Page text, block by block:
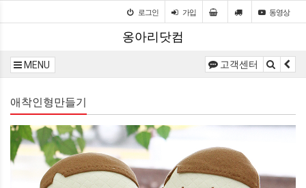
로그인 가입 동영상
옹아리닷컴
MENU 고객센터
애착인형만들기